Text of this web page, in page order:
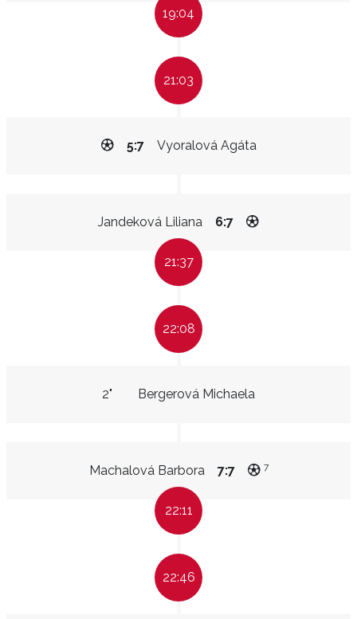
19:04
21:03
Vyoralová Agáta
5:7
Jandeková Liliana 6:7
21:37
22:08
Bergerová Michaela
2"
Machalová Barbora 7:7 7
22:11
22:46